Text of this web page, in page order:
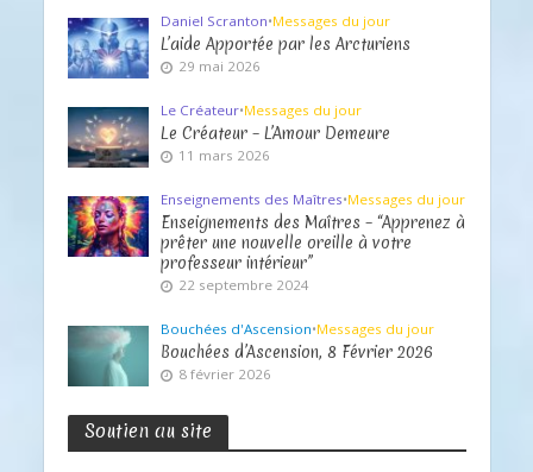
Daniel Scranton•Messages du jour
L’aide Apportée par les Arcturiens
29 mai 2026
Le Créateur•Messages du jour
Le Créateur – L’Amour Demeure
11 mars 2026
Enseignements des Maîtres•Messages du jour
Enseignements des Maîtres – “Apprenez à
prêter une nouvelle oreille à votre
professeur intérieur”
22 septembre 2024
Bouchées d'Ascension•Messages du jour
Bouchées d’Ascension, 8 Février 2026
8 février 2026
Soutien au site